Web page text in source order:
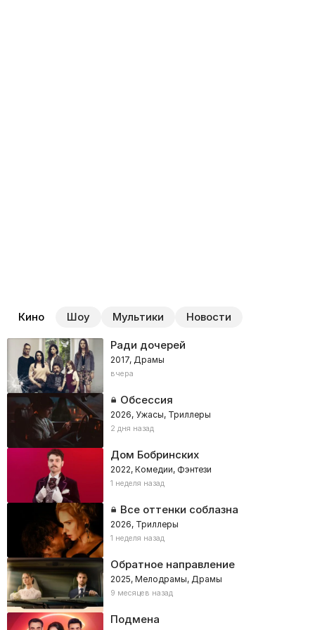
Кино Шоу Мультики Новости
Ради дочерей
2017, Драмы
вчера
Обсессия
2026, Ужасы, Триллеры
2 дня назад
Дом Бобринских
2022, Комедии, Фэнтези
1 неделя назад
Все оттенки соблазна
2026, Триллеры
1 неделя назад
Обратное направление
2025, Мелодрамы, Драмы
9 месяцев назад
Подмена